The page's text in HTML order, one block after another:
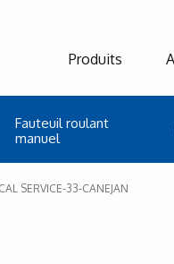
Produits
Fauteuil roulant
manuel
SERVICE-33-CANEJAN